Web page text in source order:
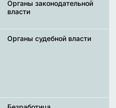
Органы законодательной
власти
Органы судебной власти